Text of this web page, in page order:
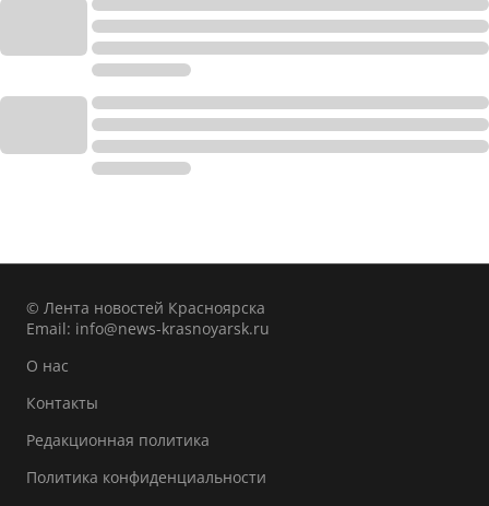
© Лента новостей Красноярска
Email: info@news-krasnoyarsk.ru
О нас
Контакты
Редакционная политика
Политика конфиденциальности